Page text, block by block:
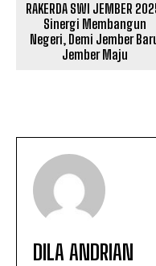
RAKERDA SWI JEMBER
Sinergi Membangun
Negeri, Demi Jember
Jember Maju
DILA ANDRIAN